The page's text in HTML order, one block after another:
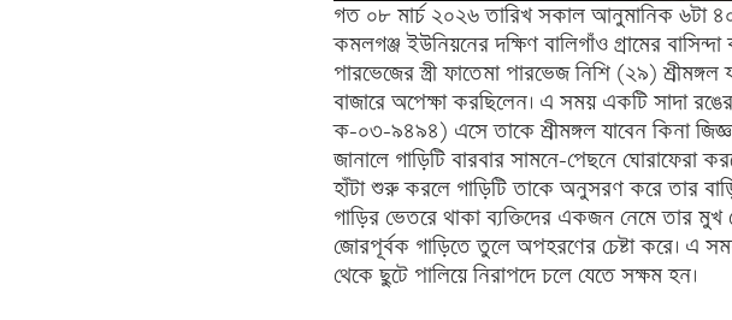
গত ০৮ মার্চ ২০২৬ তারিখ সকাল আনুমানিক ৬টা
কমলগঞ্জ ইউনিয়নের দক্ষিণ বালিগাঁও গ্রামের
পারভেজের স্ত্রী ফাতেমা পারভেজ নিশি (২৯)
বাজারে অপেক্ষা করছিলেন। এ সময় একটি সাদা
ক-০৩-৯৪৯৪) এসে তাকে শ্রীমঙ্গল যাবেন কিনা
জানালে গাড়িটি বারবার সামনে-পেছনে ঘোরাফেরা
হাঁটা শুরু করলে গাড়িটি তাকে অনুসরণ করে তার
গাড়ির ভেতরে থাকা ব্যক্তিদের একজন নেমে তার মুখ
জোরপূর্বক গাড়িতে তুলে অপহরণের চেষ্টা করে। এ
থেকে ছুটে পালিয়ে নিরাপদে চলে যেতে সক্ষম হন।